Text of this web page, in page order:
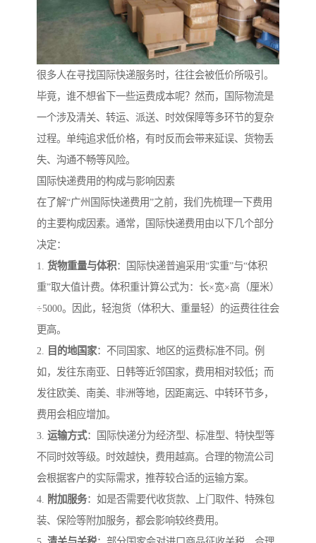
很多人在寻找国际快递服务时，往往会被低价所吸引。
毕竟，谁不想省下一些运费成本呢？然而，国际物流是
一个涉及清关、转运、派送、时效保障等多环节的复杂
过程。单纯追求低价格，有时反而会带来延误、货物丢
失、沟通不畅等风险。
国际快递费用的构成与影响因素
在了解“广州国际快递费用”之前，我们先梳理一下费用
的主要构成因素。通常，国际快递费用由以下几个部分
决定：
1. 货物重量与体积：国际快递普遍采用“实重”与“体积
重”取大值计费。体积重计算公式为：长×宽×高（厘米）
÷5000。因此，轻泡货（体积大、重量轻）的运费往往会
更高。
2. 目的地国家：不同国家、地区的运费标准不同。例
如，发往东南亚、日韩等近邻国家，费用相对较低；而
发往欧美、南美、非洲等地，因距离远、中转环节多，
费用会相应增加。
3. 运输方式：国际快递分为经济型、标准型、特快型等
不同时效等级。时效越快，费用越高。合理的物流公司
会根据客户的实际需求，推荐较合适的运输方案。
4. 附加服务：如是否需要代收货款、上门取件、特殊包
装、保险等附加服务，都会影响较终费用。